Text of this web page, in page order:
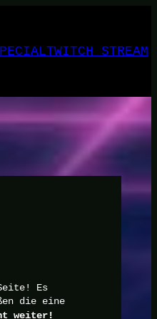
TWITCH STREAM
Es
die eine
weiter!